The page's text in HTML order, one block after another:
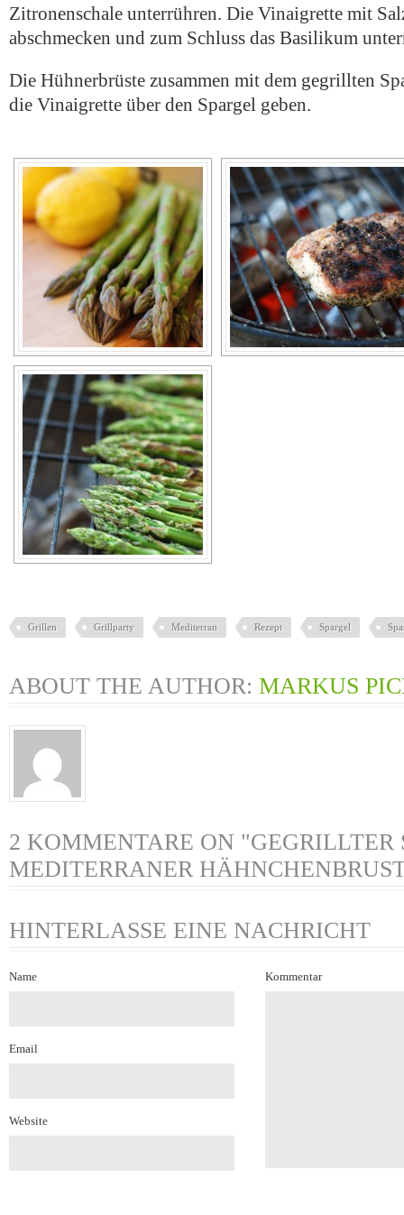
Zitronenschale unterrühren. Die Vinaigrette mit
abschmecken und zum Schluss das Basilikum
Die Hühnerbrüste zusammen mit dem gegrillten
die Vinaigrette über den Spargel geben.
Grillen Grillparty Mediterran Rezept Spargel
ABOUT THE AUTHOR: MARKUS
2 KOMMENTARE ON "GEGRILLTER
MEDITERRANER
HINTERLASSE EINE NACHRICHT
Name
Email
Website
Kommentar